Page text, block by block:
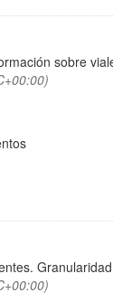
sobre